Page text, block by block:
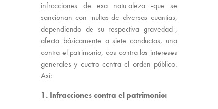
infracciones de esa naturaleza -que se
sancionan con multas de diversas cuantías,
dependiendo de su respectiva gravedad-,
afecta básicamente a siete conductas, una
contra el patrimonio, dos contra los intereses
generales y cuatro contra el orden público.
Así:
1. Infracciones contra el patrimonio: